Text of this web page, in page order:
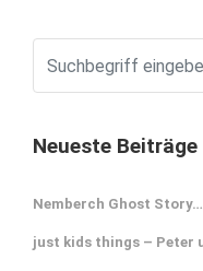
Neueste Beiträge
Nemberch Ghost Story…
just kids things – Peter